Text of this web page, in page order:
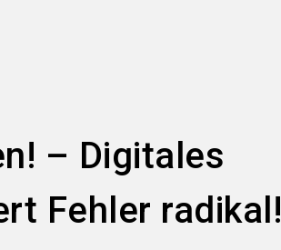
– Digitales
Fehler radikal!